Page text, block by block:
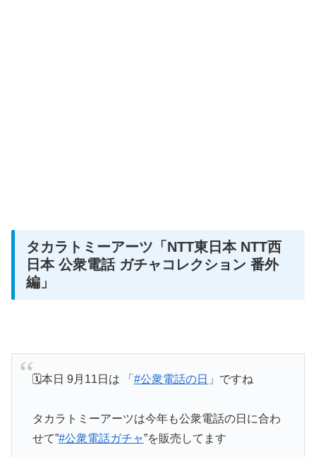
タカラトミーアーツ 「NTT東日本 NTT西
日本 公衆電話 ガチャコレクション 番外
編」
🗓️本日 9月11日は 「 #公衆電話の日 」ですね
タカラトミーアーツは今年も公衆電話の日に合わ
せて”#公衆電話ガチャ”を販売してます